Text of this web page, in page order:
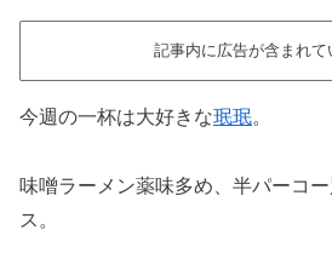
記事内に広告が含まれて
今週の一杯は大好きな珉珉。
味噌ラーメン薬味多め、半パーコ
ス。